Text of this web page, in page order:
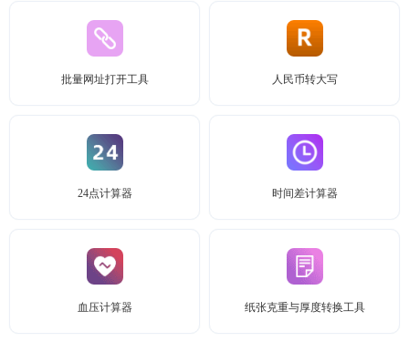
批量网址打开工具 人民币转大写
24点计算器 时间差计算器
血压计算器 纸张克重与厚度转换工具